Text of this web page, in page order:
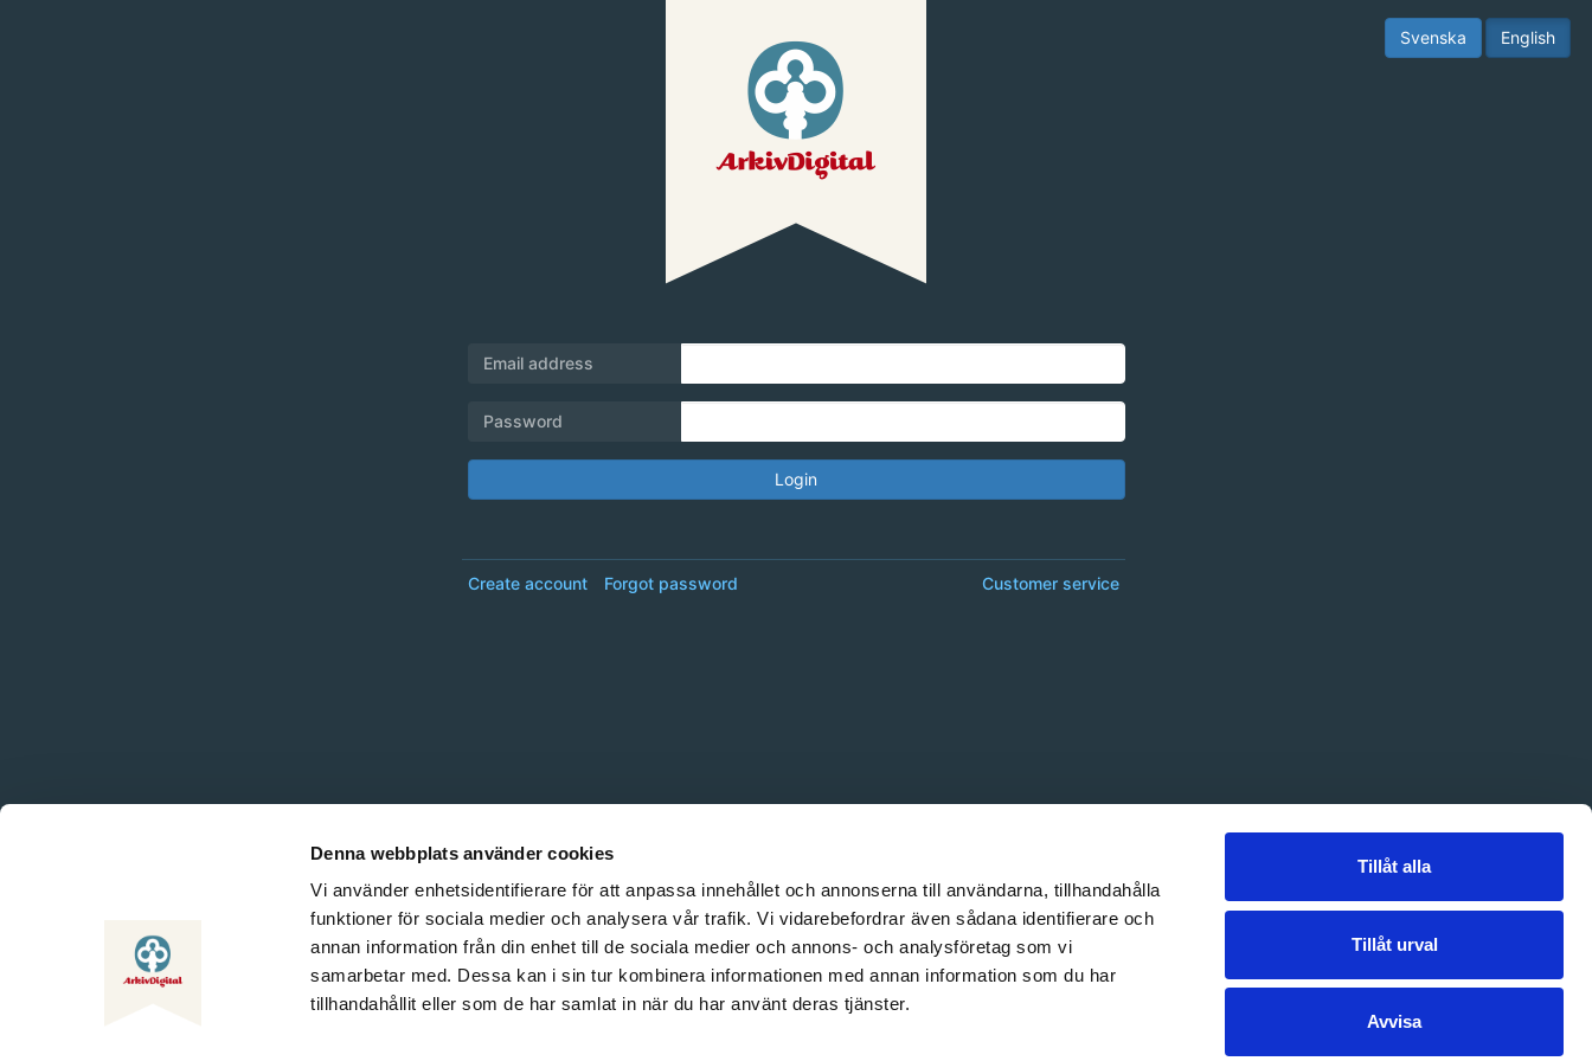
Denna webbplats använder cookies
Vi använder enhetsidentifierare för att anpassa innehållet och annonserna till användarna, tillhandahålla
funktioner för sociala medier och analysera vår trafik. Vi vidarebefordrar även sådana identifierare och
annan information från din enhet till de sociala medier och annons- och analysföretag som vi
samarbetar med. Dessa kan i sin tur kombinera informationen med annan information som du har
tillhandahållit eller som de har samlat in när du har använt deras tjänster.
Tillåt alla
Tillåt urval
Avvisa
English
Svenska
Email address
Password
Login
Customer service
Create account Forgot password